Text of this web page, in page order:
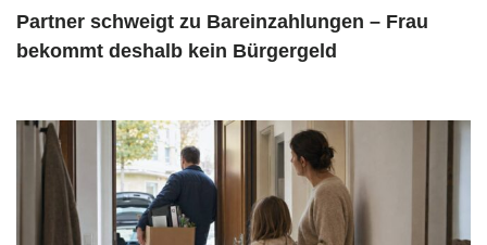
Partner schweigt zu Bareinzahlungen – Frau
bekommt deshalb kein Bürgergeld